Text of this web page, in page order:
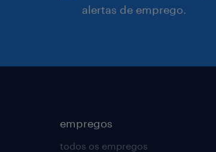
alertas de emprego.
empregos
todos os empregos